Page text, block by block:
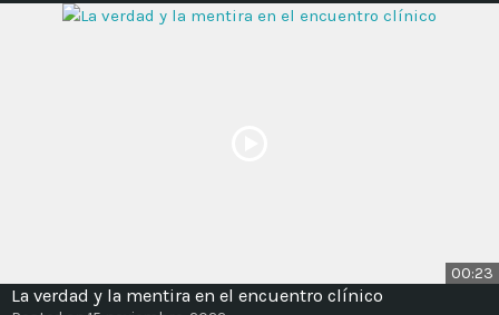
00:23
La verdad y la mentira en el encuentro clínico